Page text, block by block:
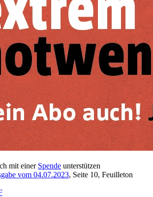
mit einer Spende unterstützen
vom 04.07.2023, Seite 10, Feuilleton